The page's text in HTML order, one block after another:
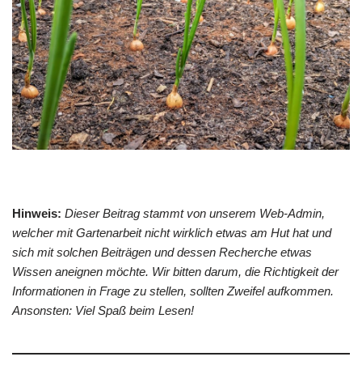
Hinweis: Dieser Beitrag stammt von unserem Web-Admin,
welcher mit Gartenarbeit nicht wirklich etwas am Hut hat und
sich mit solchen Beiträgen und dessen Recherche etwas
Wissen aneignen möchte. Wir bitten darum, die Richtigkeit der
Informationen in Frage zu stellen, sollten Zweifel aufkommen.
Ansonsten: Viel Spaß beim Lesen!